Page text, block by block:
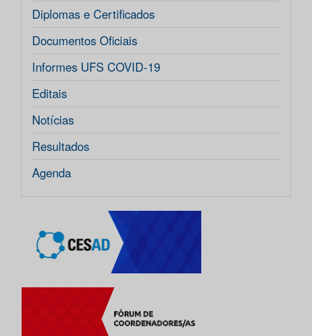
Diplomas e Certificados
Documentos Oficiais
Informes UFS COVID-19
Editais
Notícias
Resultados
Agenda